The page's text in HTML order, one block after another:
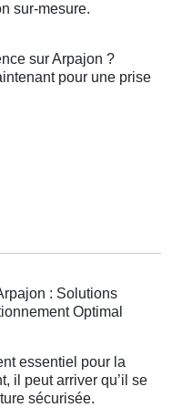
sur-mesure.
sur Arpajon ?
pour une prise
: Solutions
Optimal
essentiel pour la
il peut arriver qu’il se
sécurisée.